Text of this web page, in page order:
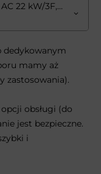
AmperGo EVA Wallbox 1M AC 22 kW/3F, gniazdo Type2, RFID
dedykowanym
mamy aż
zastosowania).
obsługi (do
jest bezpieczne.
i